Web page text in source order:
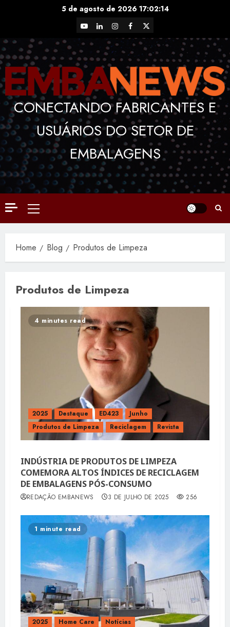
5 de agosto de 2026 17:02:14
YouTubeLinkedInInstagram
Facebook
X
CONECTANDO FABRICANTES E
USUÁRIOS DO SETOR DE
EMBALAGENS
Primary
Menu
Home Blog Produtos de Limpeza
Produtos de Limpeza
4 minutes read
2025 Destaque ED423
Junho
Produtos de Limpeza
Reciclagem Revista
INDÚSTRIA DE PRODUTOS DE LIMPEZA
COMEMORA ALTOS ÍNDICES DE RECICLAGEM
DE EMBALAGENS PÓS-CONSUMO
REDAÇÃO EMBANEWS 3 DE JULHO DE 2025 256
1 minute read
2025 Home Care
Notícias